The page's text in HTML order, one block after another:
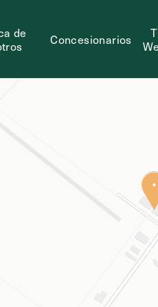
de
Concesionarios